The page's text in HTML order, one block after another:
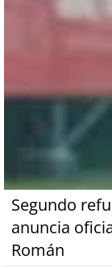
Segundo
anuncia
Román